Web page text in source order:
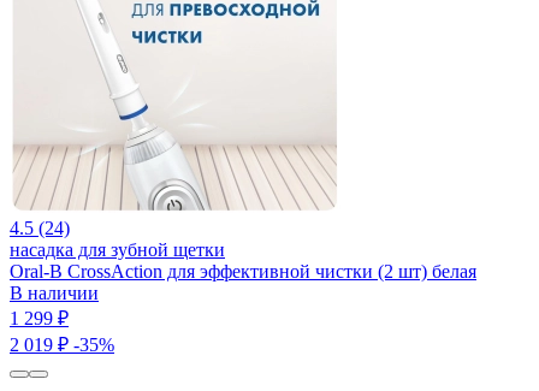
4.5 (24)
насадка для зубной щетки
Oral-B CrossAction для эффективной чистки (2 шт) белая
В наличии
1 299 ₽
2 019 ₽ -35%